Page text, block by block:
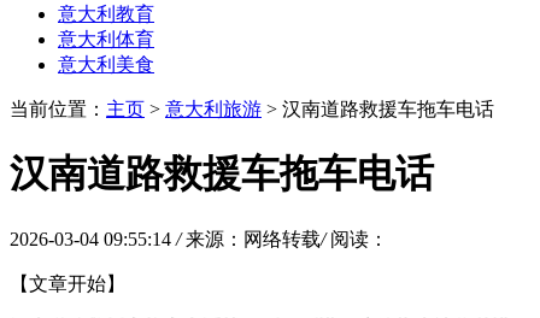
意大利教育
意大利体育
意大利美食
当前位置： 主页 > 意大利旅游 > 汉南道路救援车拖车电话
汉南道路救援车拖车电话
2026-03-04 09:55:14 / 来源：网络转载/ 阅读：
【文章开始】